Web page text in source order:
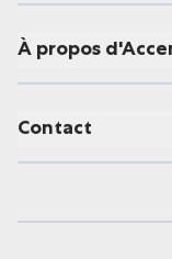
À propos
Contact